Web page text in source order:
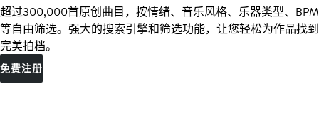
超过300,000首原创曲目，按情绪、音乐风格、乐器类型、BPM
等自由筛选。强大的搜索引擎和筛选功能，让您轻松为作品找到
完美拍档。
免费注册